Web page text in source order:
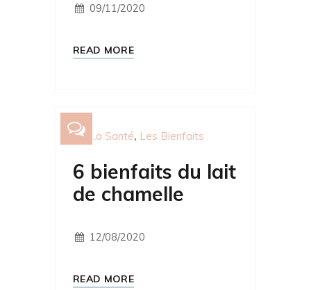
09/11/2020
READ MORE
La Santé Les Bienfaits
6 bienfaits du lait
de chamelle
12/08/2020
READ MORE